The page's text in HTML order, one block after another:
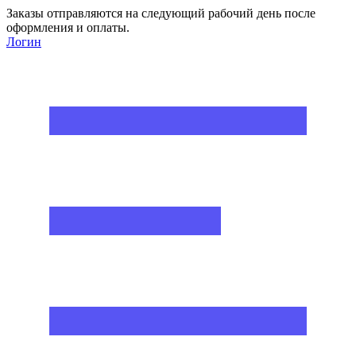
Заказы отправляются на следующий рабочий день после
оформления и оплаты.
Логин